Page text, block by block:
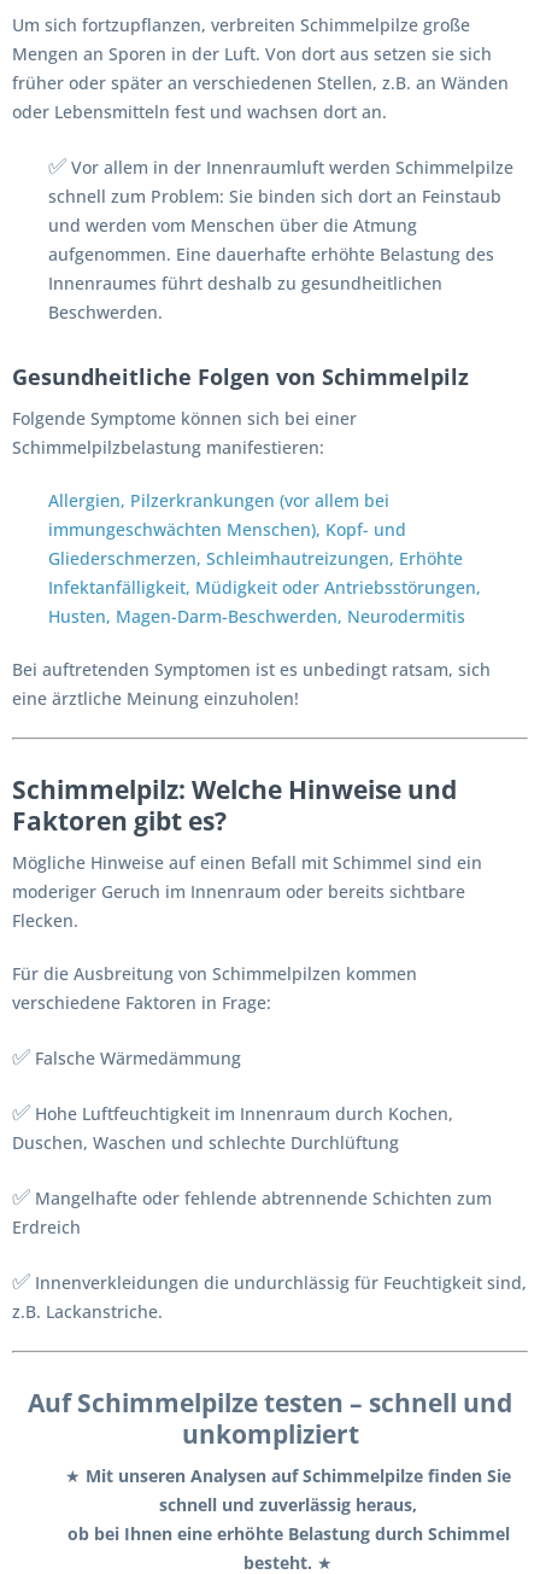
Um sich fortzupflanzen, verbreiten Schimmelpilze große
Mengen an Sporen in der Luft. Von dort aus setzen sie sich
früher oder später an verschiedenen Stellen, z.B. an Wänden
oder Lebensmitteln fest und wachsen dort an.
✅ Vor allem in der Innenraumluft werden Schimmelpilze
schnell zum Problem: Sie binden sich dort an Feinstaub
und werden vom Menschen über die Atmung
aufgenommen. Eine dauerhafte erhöhte Belastung des
Innenraumes führt deshalb zu gesundheitlichen
Beschwerden.
Gesundheitliche Folgen von Schimmelpilz
Folgende Symptome können sich bei einer
Schimmelpilzbelastung manifestieren:
Allergien, Pilzerkrankungen (vor allem bei
immungeschwächten Menschen), Kopf- und
Gliederschmerzen, Schleimhautreizungen, Erhöhte
Infektanfälligkeit, Müdigkeit oder Antriebsstörungen,
Husten, Magen-Darm-Beschwerden, Neurodermitis
Bei auftretenden Symptomen ist es unbedingt ratsam, sich
eine ärztliche Meinung einzuholen!
Schimmelpilz: Welche Hinweise und
Faktoren gibt es?
Mögliche Hinweise auf einen Befall mit Schimmel sind ein
moderiger Geruch im Innenraum oder bereits sichtbare
Flecken.
Für die Ausbreitung von Schimmelpilzen kommen
verschiedene Faktoren in Frage:
✅ Falsche Wärmedämmung
✅ Hohe Luftfeuchtigkeit im Innenraum durch Kochen,
Duschen, Waschen und schlechte Durchlüftung
✅ Mangelhafte oder fehlende abtrennende Schichten zum
Erdreich
✅ Innenverkleidungen die undurchlässig für Feuchtigkeit sind,
z.B. Lackanstriche.
Auf Schimmelpilze testen – schnell und
unkompliziert
★ Mit unseren Analysen auf Schimmelpilze finden Sie
schnell und zuverlässig heraus,
ob bei Ihnen eine erhöhte Belastung durch Schimmel
besteht. ★